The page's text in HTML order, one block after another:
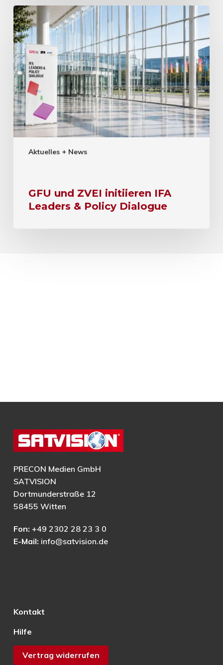
Aktuelles + News
GFU und ZVEI initiieren IFA
Leaders & Policy Dialogue
PRECON Medien GmbH
SATVISION
Dortmunderstraße 12
58455 Witten
Fon: +49 2302 28 23 3 0
E-Mail: info@satvision.de
Kontakt
Hilfe
Vertrag widerrufen